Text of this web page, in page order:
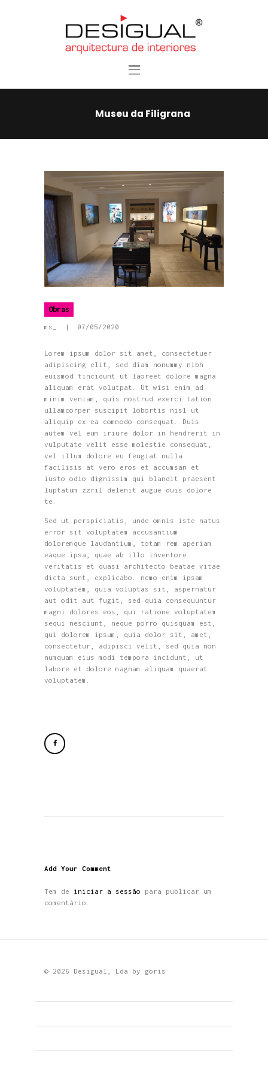
Museu da Filigrana
Home
Contacts
Obras
ms_ 07/05/2020
Lorem ipsum dolor sit amet, consectetuer
adipiscing elit, sed diam nonummy nibh
euismod tincidunt ut laoreet dolore magna
aliquam erat volutpat. Ut wisi enim ad
minim veniam, quis nostrud exerci tation
ullamcorper suscipit lobortis nisl ut
aliquip ex ea commodo consequat. Duis
autem vel eum iriure dolor in hendrerit in
vulputate velit esse molestie consequat,
vel illum dolore eu feugiat nulla
facilisis at vero eros et accumsan et
iusto odio dignissim qui blandit praesent
luptatum zzril delenit augue duis dolore
te.
Sed ut perspiciatis, unde omnis iste natus
error sit voluptatem accusantium
doloremque laudantium, totam rem aperiam
eaque ipsa, quae ab illo inventore
veritatis et quasi architecto beatae vitae
dicta sunt, explicabo. nemo enim ipsam
voluptatem, quia voluptas sit, aspernatur
aut odit aut fugit, sed quia consequuntur
magni dolores eos, qui ratione voluptatem
sequi nesciunt, neque porro quisquam est,
qui dolorem ipsum, quia dolor sit, amet,
consectetur, adipisci velit, sed quia non
numquam eius modi tempora incidunt, ut
labore et dolore magnam aliquam quaerat
voluptatem.
Add Your Comment
Tem de iniciar a sessão para publicar um
comentário.
© 2026 Desigual, Lda by göris